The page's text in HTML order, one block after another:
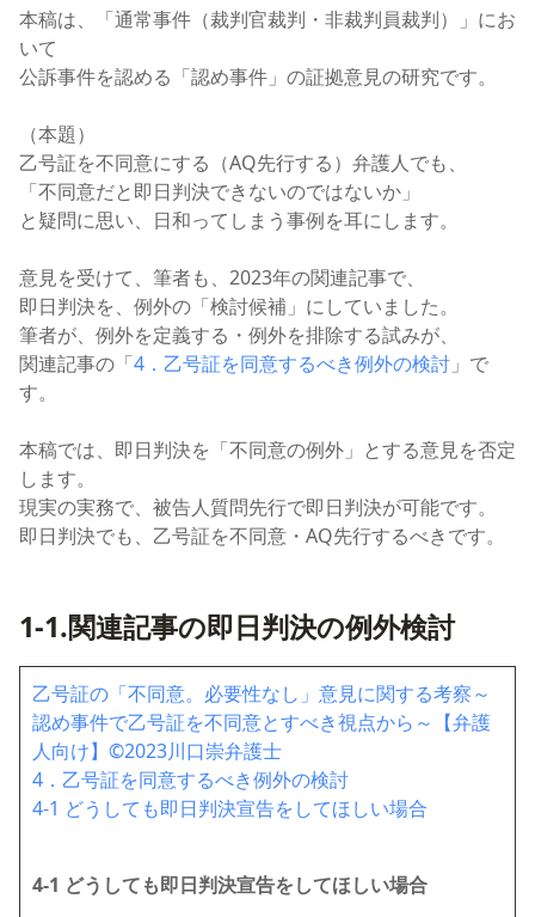
本稿は、「通常事件（裁判官裁判・非裁判員裁判）」にお
いて
公訴事件を認める「認め事件」の証拠意見の研究です。
（本題）
乙号証を不同意にする（AQ先行する）弁護人でも、
「不同意だと即日判決できないのではないか」
と疑問に思い、日和ってしまう事例を耳にします。
意見を受けて、筆者も、2023年の関連記事で、
即日判決を、例外の「検討候補」にしていました。
筆者が、例外を定義する・例外を排除する試みが、
関連記事の「4．乙号証を同意するべき例外の検討 」で
す。
本稿では、即日判決を「不同意の例外」とする意見を否定
します。
現実の実務で、被告人質問先行で即日判決が可能です。
即日判決でも、乙号証を不同意・AQ先行するべきです。
1-1.関連記事の即日判決の例外検討
乙号証の「不同意。必要性なし」意見に関する考察～
認め事件で乙号証を不同意とすべき視点から～【弁護
人向け】©2023川口崇弁護士
4．乙号証を同意するべき例外の検討
4-1 どうしても即日判決宣告をしてほしい場合
4-1 どうしても即日判決宣告をしてほしい場合